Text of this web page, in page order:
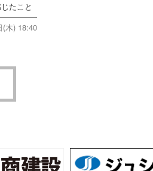
たこと
(木) 18:40